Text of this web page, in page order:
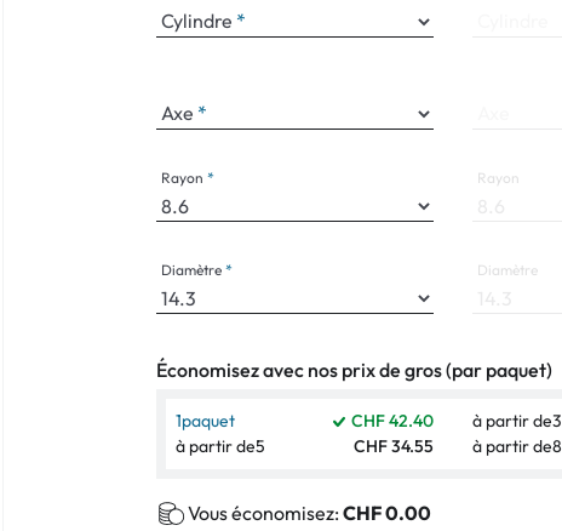
Cylindre
Axe
Rayon
Diamètre
Rayon
Diamètre
Économisez avec nos prix de gros (par paquet)
1paquet CHF 42.40 à partir de3
à partir de5 CHF 34.55 à partir de8
Vous économisez: CHF 0.00